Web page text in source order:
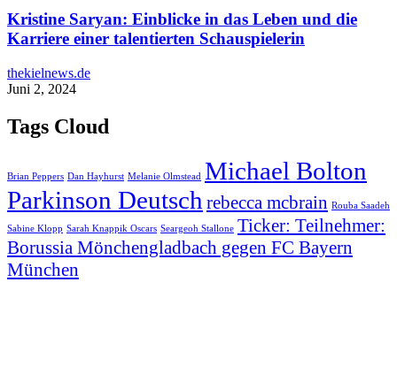
Kristine Saryan: Einblicke in das Leben und die
Karriere einer talentierten Schauspielerin
thekielnews.de
Juni 2, 2024
Tags Cloud
Brian Peppers Dan Hayhurst Melanie Olmstead Michael Bolton
Parkinson Deutsch rebecca mcbrain Rouba Saadeh
Sabine Klopp Sarah Knappik Oscars Seargeoh Stallone Ticker: Teilnehmer:
Borussia Mönchengladbach gegen FC Bayern
München